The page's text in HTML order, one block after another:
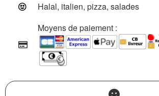
Halal, italien, pizza, salades
Moyens de paiement :